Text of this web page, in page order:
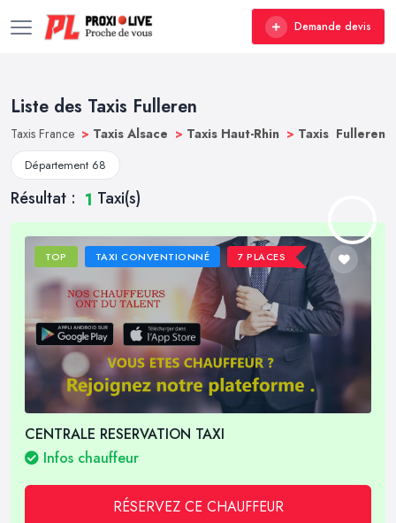
Demande devis
Liste des Taxis Fulleren
Taxis France > Taxis Alsace > Taxis Haut-Rhin > Taxis Fulleren
Département 68
Résultat : 1 Taxi(s)
TOP TAXI CONVENTIONNÉ 7 PLACES
CENTRALE RESERVATION TAXI
Infos chauffeur
RÉSERVEZ CE CHAUFFEUR